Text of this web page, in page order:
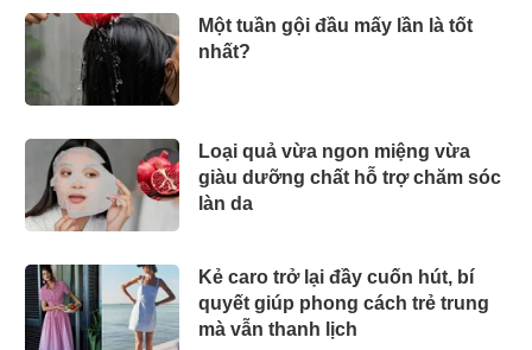
Một tuần gội đầu mấy lần là tốt
nhất?
Loại quả vừa ngon miệng vừa
giàu dưỡng chất hỗ trợ chăm sóc
làn da
Kẻ caro trở lại đầy cuốn hút, bí
quyết giúp phong cách trẻ trung
mà vẫn thanh lịch